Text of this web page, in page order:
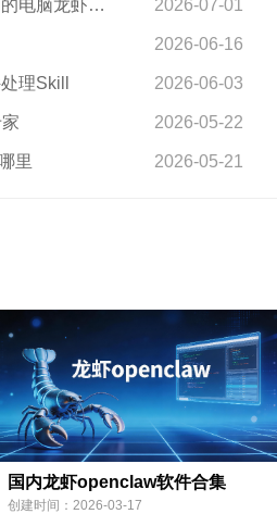
虾软件分享 2026-07-01
2026-06-16
理Skill 2026-06-03
2026-05-22
里 2026-05-21
国内龙虾openclaw软件合集
创建时间：2026-03-17